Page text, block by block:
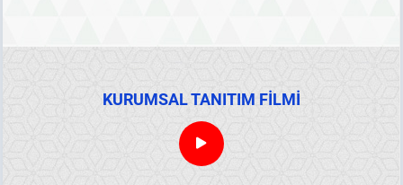
KURUMSAL TANITIM FİLMİ